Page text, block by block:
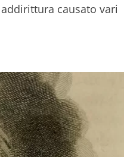
causato vari